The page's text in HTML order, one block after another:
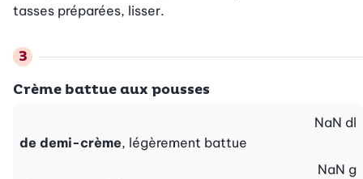
tasses préparées, lisser.
Crème battue aux pousses
de demi-crème, légèrement battue
NaN dl
NaN g